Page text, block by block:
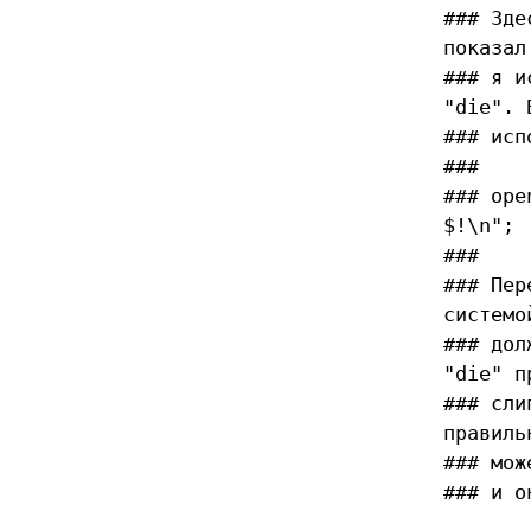
###
### я
"die".
###
###
###
$!\n";
###
###
###
"die"
###
###
### и